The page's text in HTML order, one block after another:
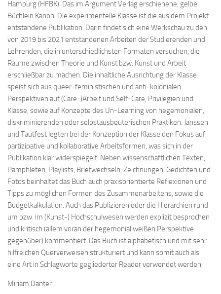
Hamburg (HFBK). Das im Argument Verlag erschienene, gelbe
Büchlein Kanon. Die experimentelle Klasse ist die aus dem Projekt
entstandene Publikation. Darin findet sich eine Werkschau zu den
von 2019 bis 2021 entstandenen Arbeiten der Studierenden und
Lehrenden, die in unterschiedlichsten Formaten versuchen, die
Räume zwischen Theorie und Kunst bzw. Kunst und Arbeit
erschließbar zu machen. Die inhaltliche Ausrichtung der Klasse
speist sich aus queer-feministischen und anti-kolonialen
Perspektiven auf (Care-)Arbeit und Self-Care, Privilegien und
Klasse, sowie auf Konzepte des Un-Learning von hegemonialen,
diskriminierenden oder selbstausbeuterischen Praktiken. Janssen
und Tautfest legten bei der Konzeption der Klasse den Fokus auf
partizipative und kollaborative Arbeitsformen, was sich in der
Publikation klar widerspiegelt. Neben wissenschaftlichen Texten,
Pamphleten, Playlists, Briefwechseln, Zeichnungen, Gedichten und
Fotos beinhaltet das Buch auch praxisorientierte Reflexionen und
Tipps zu möglichen Formen des Zusammenarbeitens, sowie die
Budgetkalkulation. Auch das Publizieren oder die Hierarchien rund
um bzw. im (Kunst-) Hochschulwesen werden explizit besprochen
und kritisch (allem voran der hegemonial weißen Perspektive
gegenüber) kommentiert. Das Buch ist alphabetisch und mit sehr
hilfreichen Querverweisen strukturiert und kann somit auch als
eine Art in Schlagworte gegliederter Reader verwendet werden.
Miriam Danter